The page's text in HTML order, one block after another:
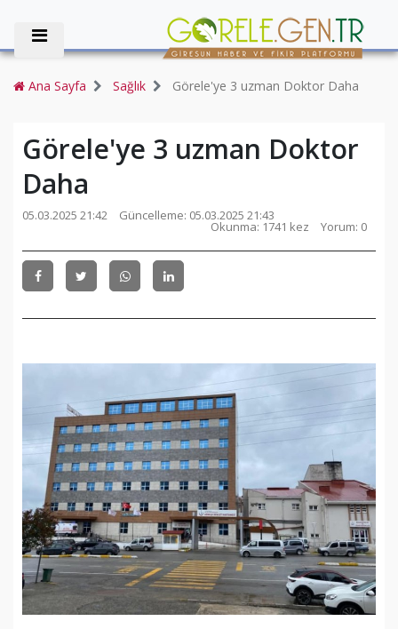
Ana Sayfa Sağlık Görele'ye 3 uzman Doktor Daha
Görele'ye 3 uzman Doktor
Daha
05.03.2025 21:42 Güncelleme: 05.03.2025 21:43
Okunma: 1741 kez Yorum: 0